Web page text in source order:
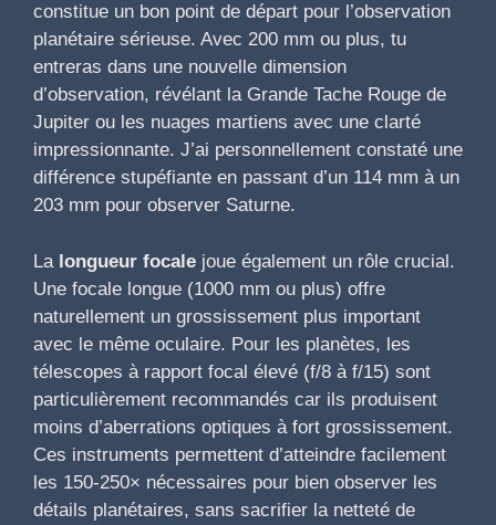
constitue un bon point de départ pour l’observation
planétaire sérieuse. Avec 200 mm ou plus, tu
entreras dans une nouvelle dimension
d’observation, révélant la Grande Tache Rouge de
Jupiter ou les nuages martiens avec une clarté
impressionnante. J’ai personnellement constaté une
différence stupéfiante en passant d’un 114 mm à un
203 mm pour observer Saturne.
La longueur focale joue également un rôle crucial.
Une focale longue (1000 mm ou plus) offre
naturellement un grossissement plus important
avec le même oculaire. Pour les planètes, les
télescopes à rapport focal élevé (f/8 à f/15) sont
particulièrement recommandés car ils produisent
moins d’aberrations optiques à fort grossissement.
Ces instruments permettent d’atteindre facilement
les 150-250× nécessaires pour bien observer les
détails planétaires, sans sacrifier la netteté de